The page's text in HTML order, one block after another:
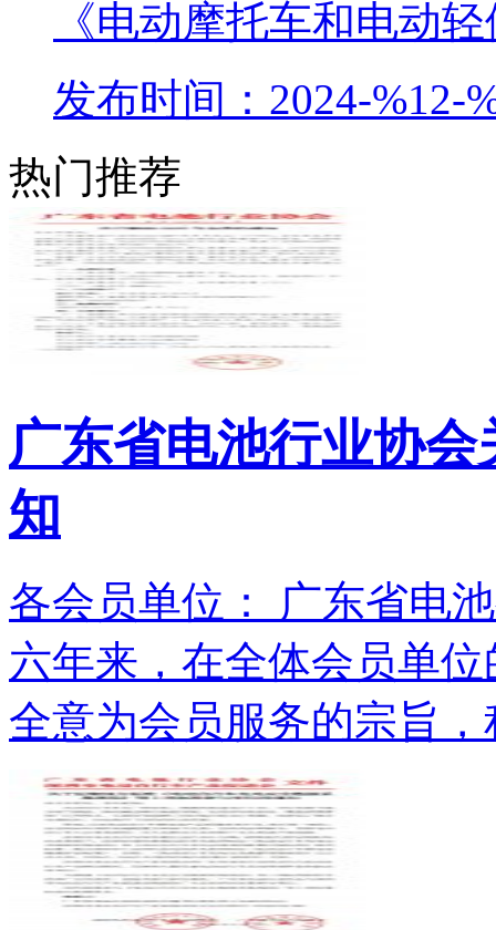
《电动摩托车和电动
发布时间：2024-%12-
热门推荐
广东省电池行业协
知
各会员单位： 广东省电
六年来，在全体会员单
全意为会员服务的宗旨，